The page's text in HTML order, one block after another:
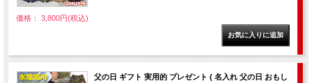
価格： 3,800円(税込)
父の日 ギフト 実用的 プレゼント ( 名入れ 父の日 おもし